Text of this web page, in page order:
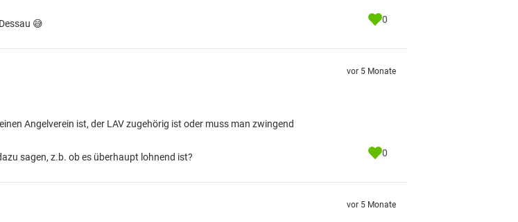
😅 0
Angelverein ist, der LAV zugehörig ist oder muss man zwingend
sagen, z.b. ob es überhaupt lohnend ist?
vor 5 Monate
0
vor 5 Monate